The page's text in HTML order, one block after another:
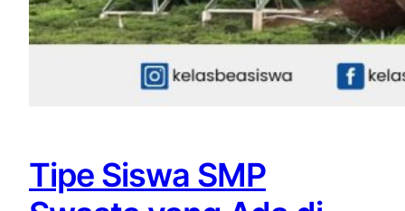
Tipe Siswa SMP